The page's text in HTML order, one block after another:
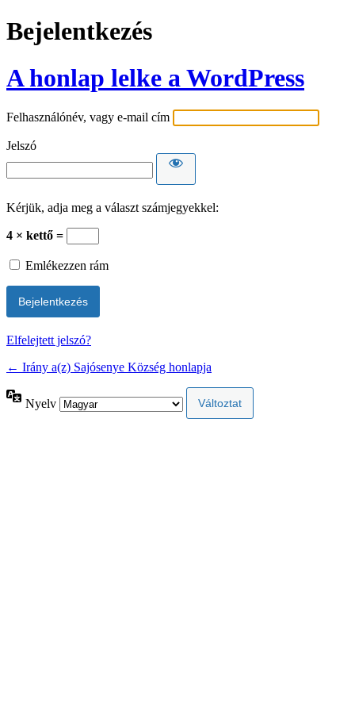
Bejelentkezés
A honlap lelke a WordPress
Felhasználónév, vagy e-mail cím
Jelszó
Kérjük, adja meg a választ számjegyekkel:
4 × kettő =
Emlékezzen rám
Elfelejtett jelszó?
← Irány a(z) Sajósenye Község honlapja
Nyelv